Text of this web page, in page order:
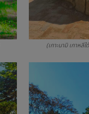
(เกาะนามิ เกาห